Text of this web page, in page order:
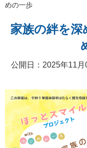
めの一歩
家族の絆を深
公開日：2025年11